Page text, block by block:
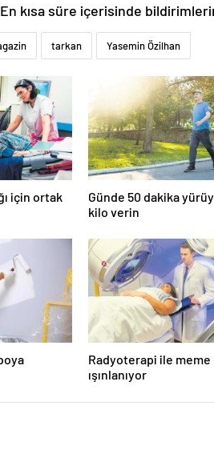
kısa süre içerisinde
tarkan Yasemin Özilhan
için ortak
Günde 50 dakika
kilo verin
Radyoterapi ile meme
ışınlanıyor